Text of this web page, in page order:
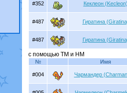
#352 Кеклеон
#487 Гиратина
#487 Гиратина
с помощью TM и HM
№ Имя
#004 Чармандер